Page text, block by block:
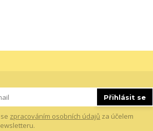
Přihlásit se
zpracováním osobních údajů za účelem